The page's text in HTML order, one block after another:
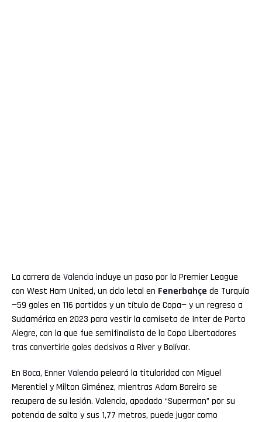
La carrera de Valencia incluye un paso por la Premier League
con West Ham United, un ciclo letal en Fenerbahçe de Turquía
—59 goles en 116 partidos y un título de Copa— y un regreso a
Sudamérica en 2023 para vestir la camiseta de Inter de Porto
Alegre, con la que fue semifinalista de la Copa Libertadores
tras convertirle goles decisivos a River y Bolívar.
En Boca, EnnerValencia peleará la titularidad con Miguel
Merentiel y Milton Giménez, mientras Adam Bareiro se
recupera de su lesión. Valencia, apodado “Superman” por su
potencia de salto y sus 1,77 metros, puede jugar como